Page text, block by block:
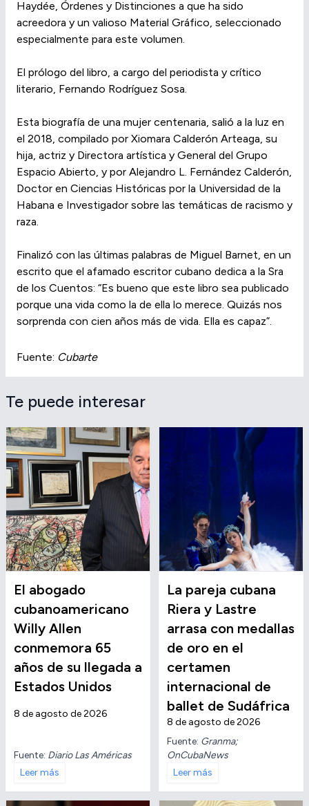
Haydée, Órdenes y Distinciones a que ha sido
acreedora y un valioso Material Gráfico, seleccionado
especialmente para este volumen.
El prólogo del libro, a cargo del periodista y crítico
literario, Fernando Rodríguez Sosa.
Esta biografía de una mujer centenaria, salió a la luz en
el 2018, compilado por Xiomara Calderón Arteaga, su
hija, actriz y Directora artística y General del Grupo
Espacio Abierto, y por Alejandro L. Fernández Calderón,
Doctor en Ciencias Históricas por la Universidad de la
Habana e Investigador sobre las temáticas de racismo y
raza.
Finalizó con las últimas palabras de Miguel Barnet, en un
escrito que el afamado escritor cubano dedica a la Sra
de los Cuentos: “Es bueno que este libro sea publicado
porque una vida como la de ella lo merece. Quizás nos
sorprenda con cien años más de vida. Ella es capaz”.
Fuente: Cubarte
Te puede interesar
El abogado
cubanoamericano
Willy Allen
conmemora 65
años de su llegada a
Estados Unidos
8 de agosto de 2026
Fuente: Diario Las Américas
Leer más
La pareja cubana
Riera y Lastre
arrasa con medallas
de oro en el
certamen
internacional de
ballet de Sudáfrica
8 de agosto de 2026
Fuente: Granma;
OnCubaNews
Leer más